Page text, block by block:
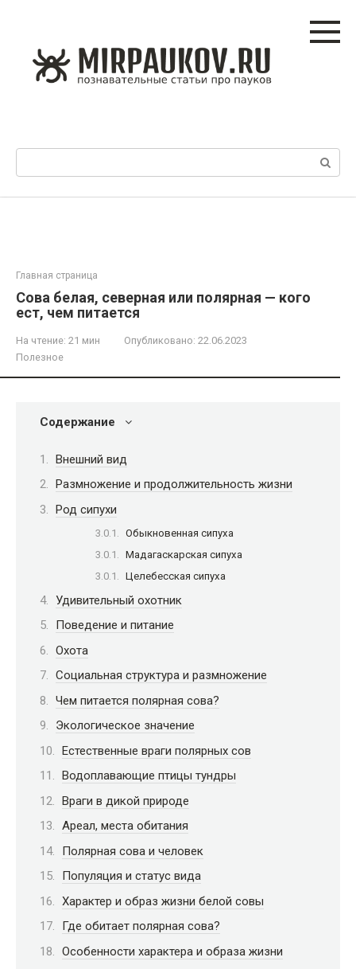
Главная страница
Сова белая, северная или полярная — кого
ест, чем питается
На чтение: 21 мин Опубликовано: 22.06.2023
Полезное
Содержание
Внешний вид
Размножение и продолжительность жизни
Род сипухи
Обыкновенная сипуха
Мадагаскарская сипуха
Целебесская сипуха
Удивительный охотник
Поведение и питание
Охота
Социальная структура и размножение
Чем питается полярная сова?
Экологическое значение
Естественные враги полярных сов
Водоплавающие птицы тундры
Враги в дикой природе
Ареал, места обитания
Полярная сова и человек
Популяция и статус вида
Характер и образ жизни белой совы
Где обитает полярная сова?
Особенности характера и образа жизни